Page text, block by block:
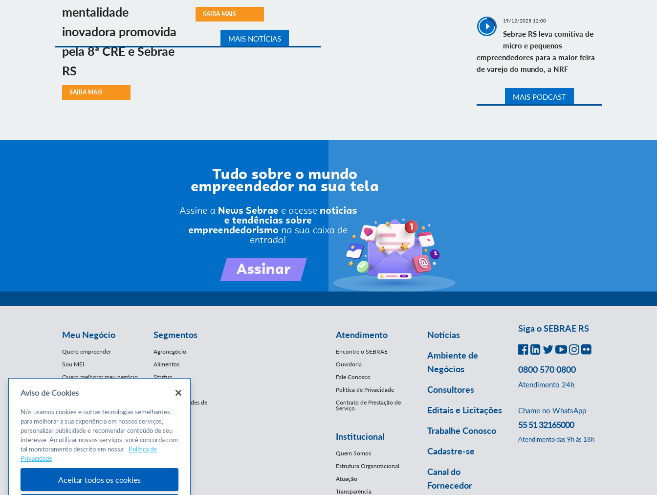
mentalidade
inovadora promovida
pela 8ª CRE e Sebrae
RS
SAIBA MAIS
SAIBA MAIS
MAIS NOTÍCIAS
19/12/2025 12:00
Sebrae RS leva comitiva de
micro e pequenos
empreendedores para a maior feira
de varejo do mundo, a NRF
MAIS PODCAST
Meu Negócio
Quero empreender
Sou MEI
Quero melhorar meu negócio
Conteúdos
Cursos
Consultorias
Segmentos
Agronegócio
Alimentos
Startup
E-Commerce
Franquias / Redes de
Cooperação
Moda
Moveleiro
Saúde
Mercopar
Atendimento
Encontre o SEBRAE
Ouvidoria
Fale Conosco
Política de Privacidade
Contrato de Prestação de
Serviço
Institucional
Quem Somos
Estrutura Organizacional
Atuação
Transparência
Notícias
Ambiente de
Negócios
Consultores
Editais e Licitações
Trabalhe Conosco
Cadastre-se
Canal do
Fornecedor
Siga o SEBRAE RS
0800 570 0800
Atendimento 24h
Chame no WhatsApp
55 51 32165000
Atendimento das 9h às 18h
Aviso de Cookies
Nós usamos cookies e outras tecnologias semelhantes
para melhorar a sua experiência em nossos serviços,
personalizar publicidade e recomendar conteúdo de seu
interesse. Ao utilizar nossos serviços, você concorda com
tal monitoramento descrito em nossa
Política de
Privacidade
Aceitar todos os cookies